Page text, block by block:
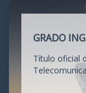
GRADO
Título oficial